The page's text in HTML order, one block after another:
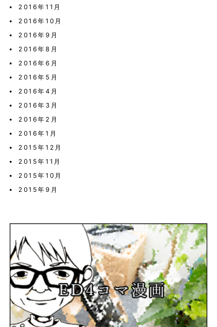
2016年11月
2016年10月
2016年9月
2016年8月
2016年6月
2016年5月
2016年4月
2016年3月
2016年2月
2016年1月
2015年12月
2015年11月
2015年10月
2015年9月